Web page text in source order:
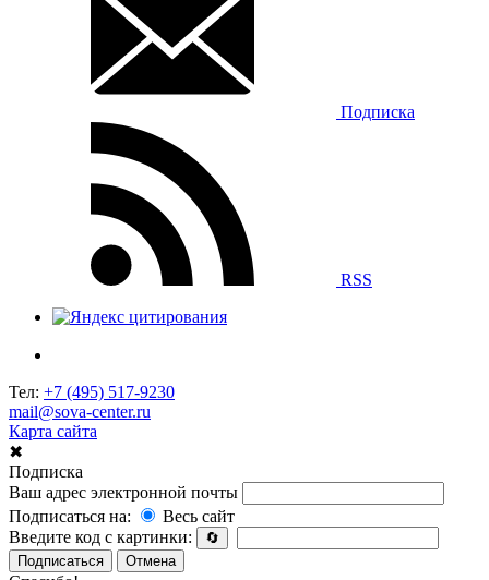
Подписка
RSS
Тел: +7 (495) 517-9230
mail@sova-center.ru
Карта сайта
✖
Подписка
Ваш адрес электронной почты
Подписаться на:
Весь сайт
Введите код с картинки:
🔄
Подписаться
Отмена